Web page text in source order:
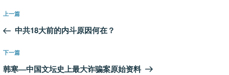
文
导
航
上
一
文
章
上一篇
中共18大前的内斗原因何在？
下
一
下一篇
韩寒—中国文坛史上最大诈骗案原始资料